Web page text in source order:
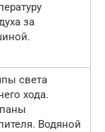
за
света
хода.
Водяной